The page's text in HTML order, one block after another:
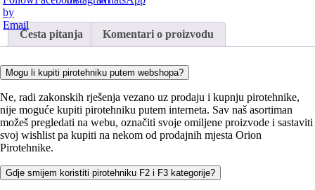
Česta pitanja Komentari o proizvodu
Mogu li kupiti pirotehniku putem webshopa?
Ne, radi zakonskih rješenja vezano uz prodaju i kupnju pirotehnike,
nije moguće kupiti pirotehniku putem interneta. Sav naš asortiman
možeš pregledati na webu, označiti svoje omiljene proizvode i sastaviti
svoj wishlist pa kupiti na nekom od prodajnih mjesta Orion
Pirotehnike.
Gdje smijem koristiti pirotehniku F2 i F3 kategorije?